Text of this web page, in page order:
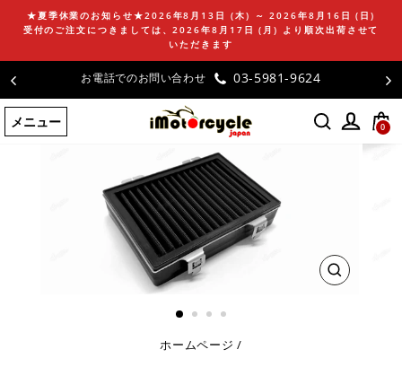
ン
ツ
に
ス
キ
★夏季休業のお知らせ★2026年8月13日 (木) ～ 2026年8月16日 (日)
受付のご注文につきましては、2026年8月17日 (月) より順次出荷させて
いただきます
お電話でのお問い合わせ 03-5981-9624
メニュー 0
閉
ホームページ /